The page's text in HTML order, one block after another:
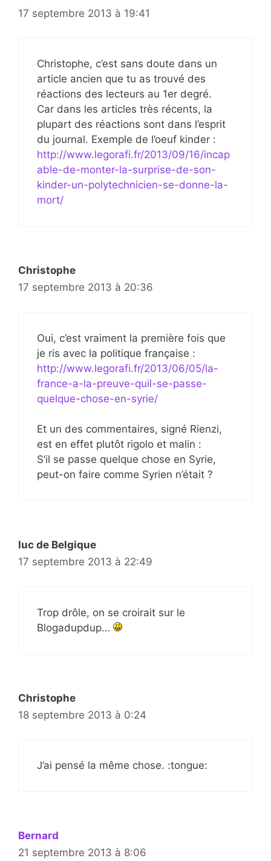
17 septembre 2013 à 19:41
Christophe, c’est sans doute dans un
article ancien que tu as trouvé des
réactions des lecteurs au 1er degré.
Car dans les articles très récents, la
plupart des réactions sont dans l’esprit
du journal. Exemple de l’oeuf kinder :
http://www.legorafi.fr/2013/09/16/incap
able-de-monter-la-surprise-de-son-
kinder-un-polytechnicien-se-donne-la-
mort/
Christophe
17 septembre 2013 à 20:36
Oui, c’est vraiment la première fois que
je ris avec la politique française :
http://www.legorafi.fr/2013/06/05/la-
france-a-la-preuve-quil-se-passe-
quelque-chose-en-syrie/
Et un des commentaires, signé Rienzi,
est en effet plutôt rigolo et malin :
S’il se passe quelque chose en Syrie,
peut-on faire comme Syrien n’était ?
luc de Belgique
17 septembre 2013 à 22:49
Trop drôle, on se croirait sur le
Blogadupdup…
Christophe
18 septembre 2013 à 0:24
J’ai pensé la même chose. :tongue:
Bernard
21 septembre 2013 à 8:06